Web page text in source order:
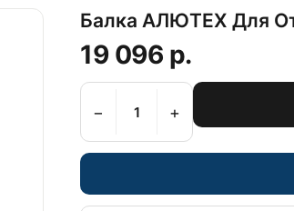
Балка АЛЮТЕХ Для
19 096 р.
− +